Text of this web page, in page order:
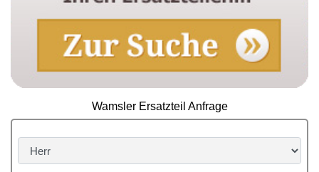
Wamsler Ersatzteil Anfrage